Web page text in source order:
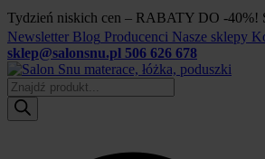
Tydzień niskich cen – RABATY DO -
Newsletter Blog Producenci Nasze sklepy
sklep@salonsnu.pl 506 626 678
Wyszukiwarka
produktów